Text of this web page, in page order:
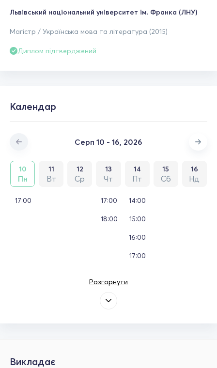
Львівський національний університет ім. Франка (ЛНУ)
Магістр / Українська мова та література (2015)
Диплом підтверджений
Календар
Серп 10 - 16, 2026
10
Пн
11
Вт
12
Ср
13
Чт
14
Пт
15
Сб
16
Нд
17:00 17:00
18:00
14:00
15:00
16:00
17:00
Розгорнути
Викладає